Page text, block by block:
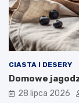
CIASTA I DESERY
Domowe
28 lipca 2026